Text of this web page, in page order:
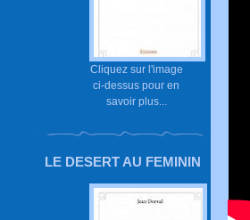
Cliquez sur l'image
ci-dessus pour en
savoir plus...
LE DESERT AU FEMININ